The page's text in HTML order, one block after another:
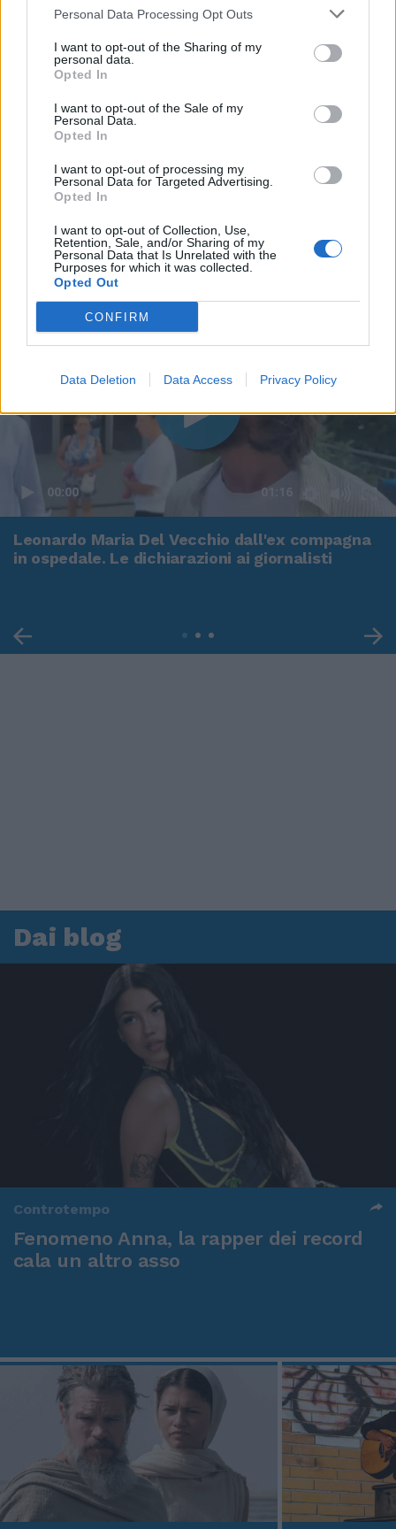
Personal Data Processing Opt Outs
I want to opt-out of the Sharing of my
personal data.
Opted In
I want to opt-out of the Sale of my
Personal Data.
Opted In
I want to opt-out of processing my
Personal Data for Targeted Advertising.
Opted In
I want to opt-out of Collection, Use,
Retention, Sale, and/or Sharing of my
Personal Data that Is Unrelated with the
Purposes for which it was collected.
Opted Out
CONFIRM
Data Deletion Data Access Privacy Policy
00:00 01:16
Leonardo Maria Del Vecchio dall'ex compagna
in ospedale. Le dichiarazioni ai giornalisti
Dai blog
Controtempo
Fenomeno Anna, la rapper dei record
cala un altro asso